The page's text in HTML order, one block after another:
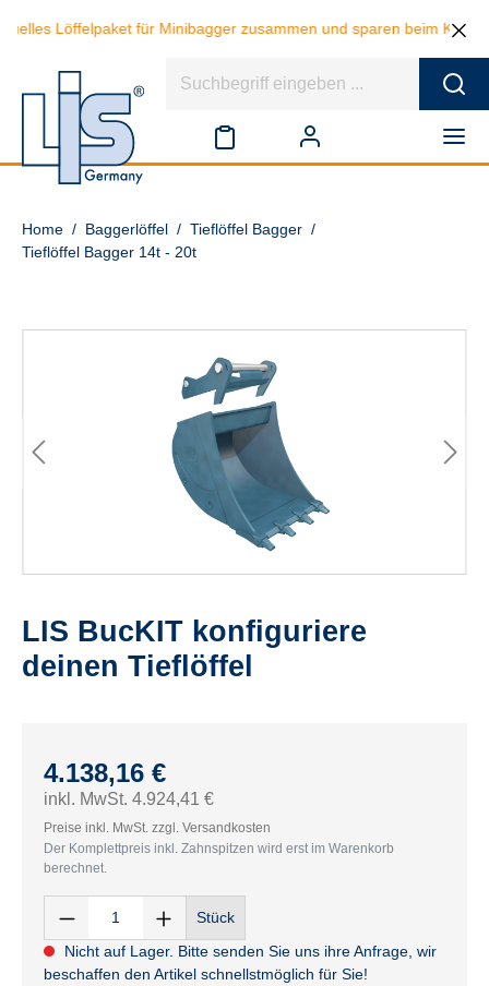
Löffelpaket für Minibagger zusammen und sparen beim Kauf
Home / Baggerlöffel / Tieflöffel Bagger /
Tieflöffel Bagger 14t - 20t
LIS BucKIT konfiguriere
deinen Tieflöffel
4.138,16 €
inkl. MwSt. 4.924,41 €
Preise inkl. MwSt. zzgl. Versandkosten
Der Komplettpreis inkl. Zahnspitzen wird erst im Warenkorb
berechnet.
Stück
Nicht auf Lager. Bitte senden Sie uns ihre Anfrage, wir
beschaffen den Artikel schnellstmöglich für Sie!